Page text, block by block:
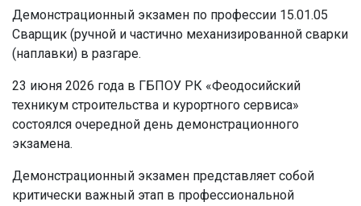
Демонстрационный экзамен по профессии 15.01.05
Сварщик (ручной и частично механизированной сварки
(наплавки) в разгаре.
23 июня 2026 года в ГБПОУ РК «Феодосийский
техникум строительства и курортного сервиса»
состоялся очередной день демонстрационного
экзамена.
Демонстрационный экзамен представляет собой
критически важный этап в профессиональной